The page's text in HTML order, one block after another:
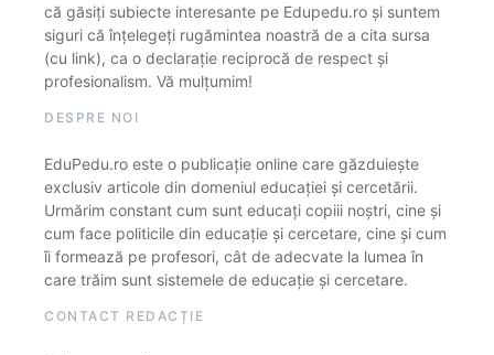
că găsiți subiecte interesante pe Edupedu.ro și suntem
siguri că înțelegeți rugămintea noastră de a cita sursa
(cu link), ca o declarație reciprocă de respect și
profesionalism. Vă mulțumim!
DESPRE NOI
EduPedu.ro este o publicație online care găzduiește
exclusiv articole din domeniul educației și cercetării.
Urmărim constant cum sunt educați copiii noștri, cine și
cum face politicile din educație și cercetare, cine și cum
îi formează pe profesori, cât de adecvate la lumea în
care trăim sunt sistemele de educație și cercetare.
CONTACT REDACȚIE